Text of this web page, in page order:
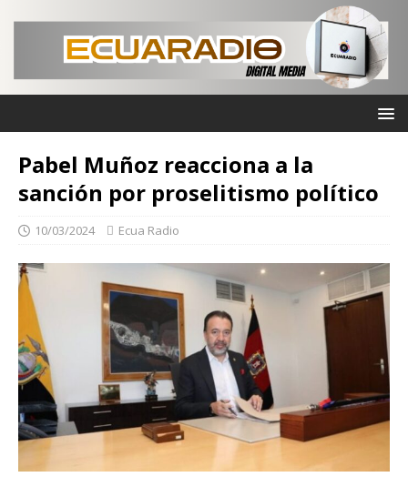
Pabel Muñoz reacciona a la
sanción por proselitismo político
10/03/2024 Ecua Radio